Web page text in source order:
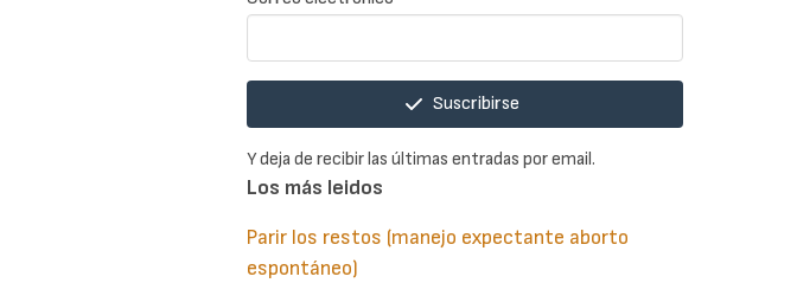
Suscribirse
Y deja de recibir las últimas entradas por email.
Los más leidos
Parir los restos (manejo expectante aborto
espontáneo)